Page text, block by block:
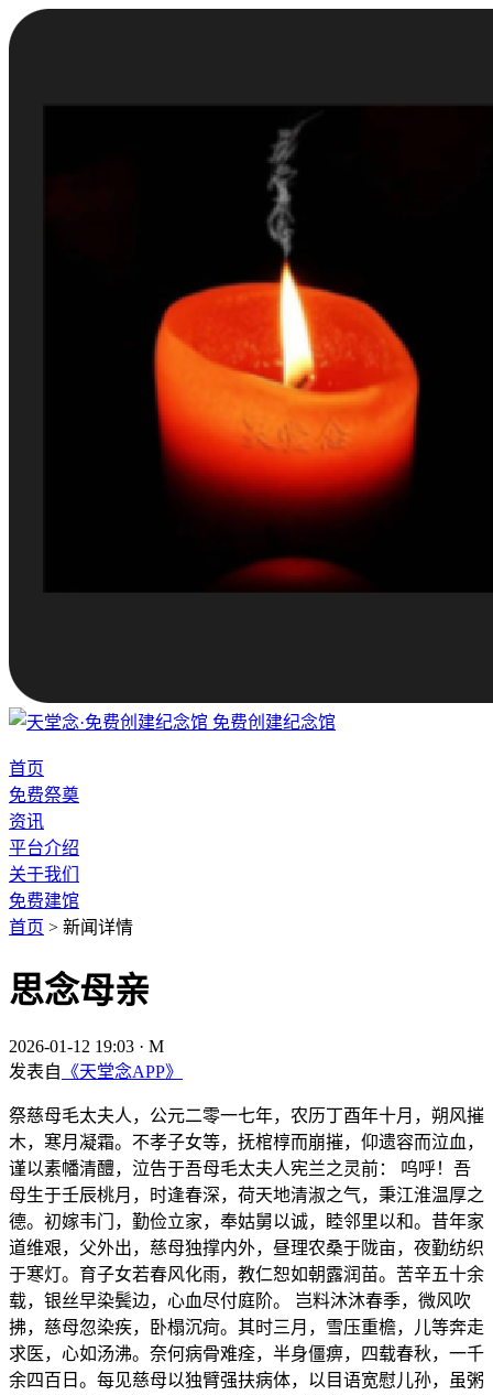
免费创建纪念馆
首页
免费祭奠
资讯
平台介绍
关于我们
免费建馆
首页 > 新闻详情
思念母亲
2026-01-12 19:03 · M
发表自 《天堂念APP》
祭慈母毛太夫人，公元二零一七年，农历丁酉年十月，朔风摧
木，寒月凝霜。不孝子女等，抚棺椁而崩摧，仰遗容而泣血，
谨以素幡清醴，泣告于吾母毛太夫人宪兰之灵前： 呜呼！吾
母生于壬辰桃月，时逢春深，荷天地清淑之气，秉江淮温厚之
德。初嫁韦门，勤俭立家，奉姑舅以诚，睦邻里以和。昔年家
道维艰，父外出，慈母独撑内外，昼理农桑于陇亩，夜勤纺织
于寒灯。育子女若春风化雨，教仁恕如朝露润苗。苦辛五十余
载，银丝早染鬓边，心血尽付庭阶。 岂料沐沐春季，微风吹
拂，慈母忽染疾，卧榻沉疴。其时三月，雪压重檐，儿等奔走
求医，心如汤沸。奈何病骨难痊，半身僵痹，四载春秋，一千
余四百日。每见慈母以独臂强扶病体，以目语宽慰儿孙，虽粥